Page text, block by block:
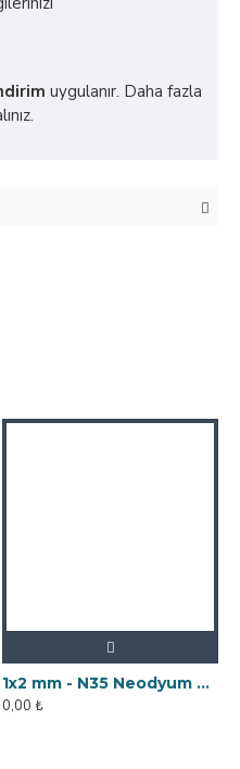
uygulanır. Daha fazla
1x2 mm - N35 Neodyum Mıknatıs
0,00 ₺